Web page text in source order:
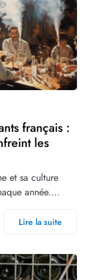
français :
les
et sa culture
année.…
Lire la suite